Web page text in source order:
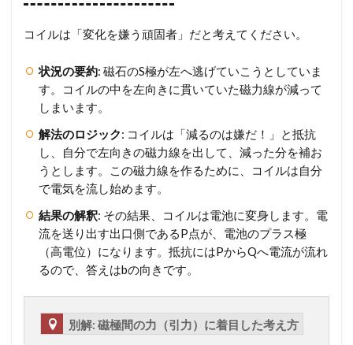
コイルは「変化を嫌う頑固者」だと考えてください。
状況の要約: 磁石のS極が左へ逃げていこうとしていま
す。コイルの中を左向きに貫いていた磁力線が減って
しまいます。
解法のロジック: コイルは「減るのは嫌だ！」と抵抗
し、自分で左向きの磁力線を出して、減った分を補お
うとします。この磁力線を作るために、コイルは自分
で電気を流し始めます。
結果の解釈: その結果、コイルは電池に変身します。電
流を送り出す出口側であるP点が、電池のプラス極
（高電位）になります。抵抗にはPからQへ電流が流れ
るので、答えはbの向きです。
別解: 磁極間の力（引力）に着目した考え方